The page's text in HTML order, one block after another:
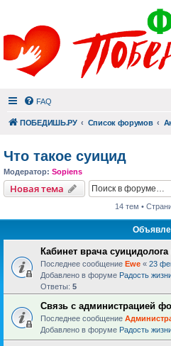
FAQ
ПОБЕДИШЬ.РУ Список форумов
Что такое суицид
Модератор: Sopiens
Новая тема
14 тем •
Кабинет врача
Последнее сообщение Ewe « 23
Добавлено в форуме Радость
Ответы: 5
Связь с администрацией
Последнее сообщение
Добавлено в форуме Радость